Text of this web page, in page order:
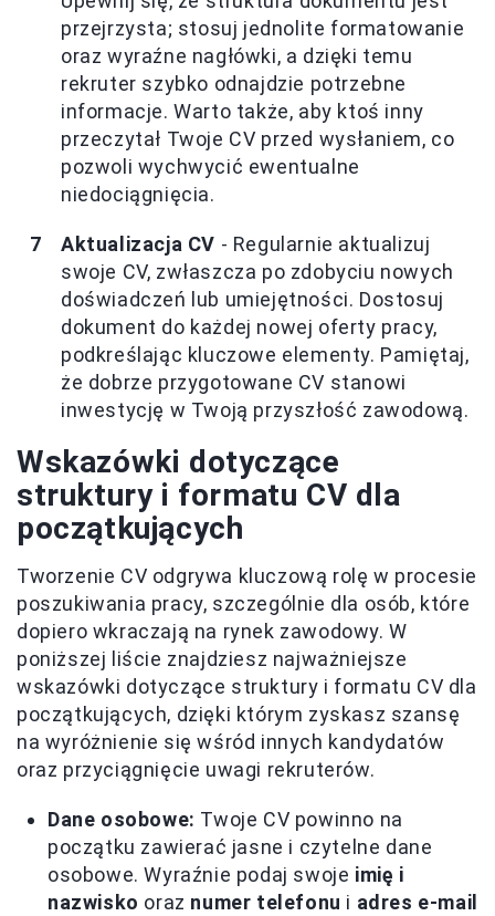
przejrzysta; stosuj jednolite formatowanie
oraz wyraźne nagłówki, a dzięki temu
rekruter szybko odnajdzie potrzebne
informacje. Warto także, aby ktoś inny
przeczytał Twoje CV przed wysłaniem, co
pozwoli wychwycić ewentualne
niedociągnięcia.
Aktualizacja CV - Regularnie aktualizuj
swoje CV, zwłaszcza po zdobyciu nowych
doświadczeń lub umiejętności. Dostosuj
dokument do każdej nowej oferty pracy,
podkreślając kluczowe elementy. Pamiętaj,
że dobrze przygotowane CV stanowi
inwestycję w Twoją przyszłość zawodową.
Wskazówki dotyczące
struktury i formatu CV dla
początkujących
Tworzenie CV odgrywa kluczową rolę w procesie
poszukiwania pracy, szczególnie dla osób, które
dopiero wkraczają na rynek zawodowy. W
poniższej liście znajdziesz najważniejsze
wskazówki dotyczące struktury i formatu CV dla
początkujących, dzięki którym zyskasz szansę
na wyróżnienie się wśród innych kandydatów
oraz przyciągnięcie uwagi rekruterów.
Dane osobowe: Twoje CV powinno na
początku zawierać jasne i czytelne dane
osobowe. Wyraźnie podaj swoje imię i
nazwisko oraz numer telefonu i adres e-mail